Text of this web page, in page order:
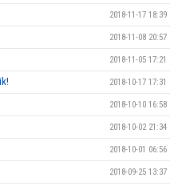
2018-11-17 18:39
2018-11-08 20:57
2018-11-05 17:21
2018-10-17 17:31
2018-10-10 16:58
2018-10-02 21:34
2018-10-01 06:56
2018-09-25 13:37